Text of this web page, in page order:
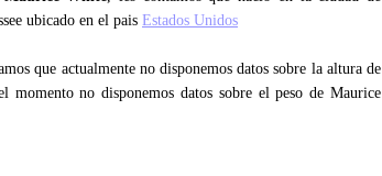
ubicado en el pais Estados Unidos
que actualmente no disponemos datos sobre la altura de
no disponemos datos sobre el peso de Maurice